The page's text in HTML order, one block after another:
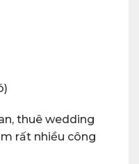
thuê wedding
rất nhiều công